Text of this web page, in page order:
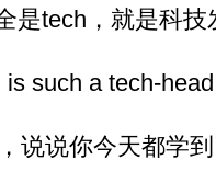
是tech，就是科
is such a tech-
说说你今天都学